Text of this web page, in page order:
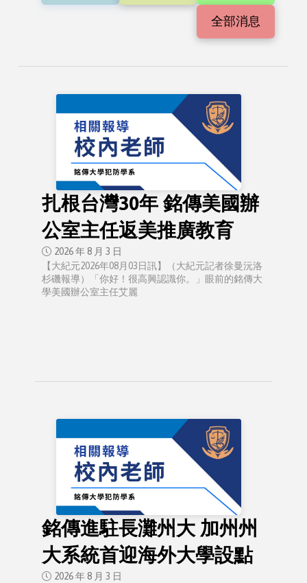
全部消息
扎根台灣30年 銘傳美國辦
公室主任返美推廣教育
2026 年 8 月 3 日
【大紀元2026年08月03日訊】（大紀元記者徐曼沅洛
杉磯報導）「你好！很高興認識你。」眼前的銘傳大
學美國辦公室主任艾麗
銘傳進駐長灘州大 加州州
大系統首迎海外大學設點
2026 年 8 月 3 日